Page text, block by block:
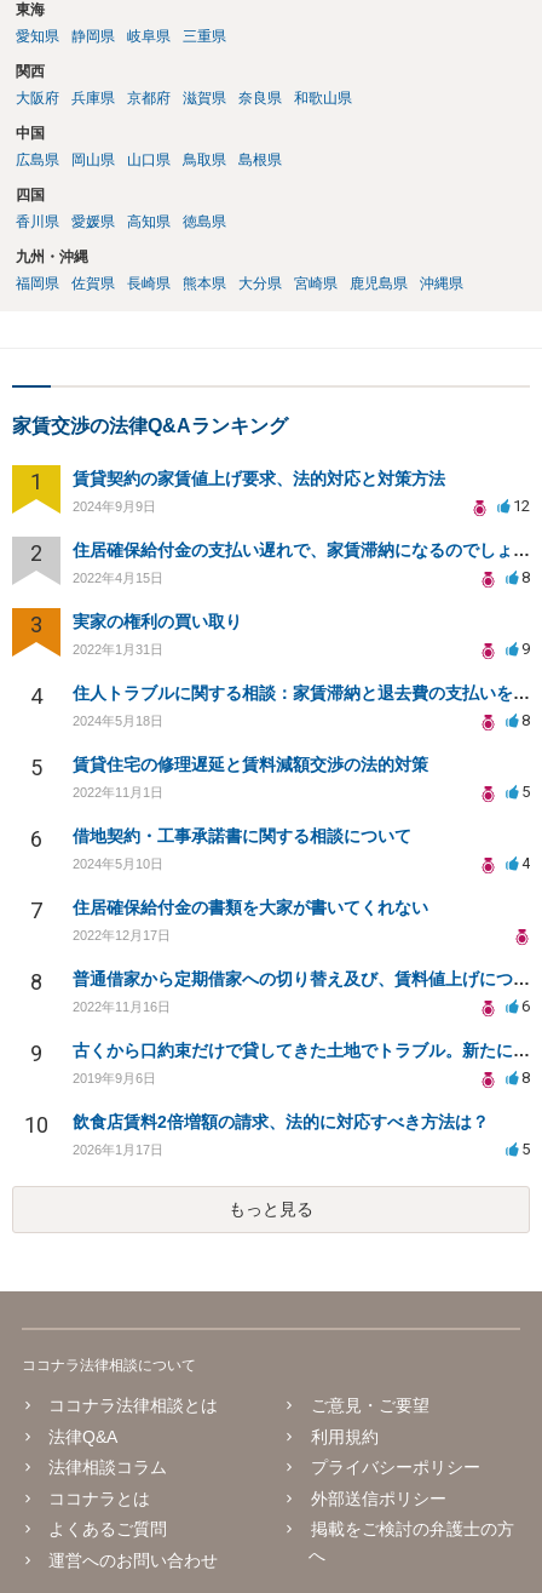
東海
愛知県
静岡県 岐阜県 三重県
関西
大阪府
兵庫県 京都府 滋賀県 奈良県 和歌山県
中国
広島県
岡山県 山口県 鳥取県 島根県
四国
香川県
愛媛県 高知県 徳島県
九州・沖縄
福岡県
佐賀県 長崎県 熊本県 大分県 宮崎県 鹿児島県 沖縄県
家賃交渉の法律Q&Aランキング
1 賃貸契約の家賃値上げ要求、法的対応と対策方法
2024年9月9日 12
2 住居確保給付金の支払い遅れで、家賃滞納になるのでしょうか？更新料の支払いはいないといけないですか？
2022年4月15日 8
3 実家の権利の買い取り
2022年1月31日 9
4 住人トラブルに関する相談：家賃滞納と退去費の支払いを拒否され、管理鍵の横領も発生
2024年5月18日 8
5 賃貸住宅の修理遅延と賃料減額交渉の法的対策
2022年11月1日 5
6 借地契約・工事承諾書に関する相談について
2024年5月10日 4
7 住居確保給付金の書類を大家が書いてくれない
2022年12月17日
8 普通借家から定期借家への切り替え及び、賃料値上げについて
2022年11月16日 6
9 古くから口約束だけで貸してきた土地でトラブル。新たに契約書を作成することは可能ですか？
2019年9月6日 8
10 飲食店賃料2倍増額の請求、法的に対応すべき方法は？
2026年1月17日 5
もっと見る
ココナラ法律相談について
ココナラ法律相談とは
法律Q&A
法律相談コラム
ココナラとは
よくあるご質問
運営へのお問い合わせ
ご意見・ご要望
利用規約
プライバシーポリシー
外部送信ポリシー
掲載をご検討の弁護士の方
へ